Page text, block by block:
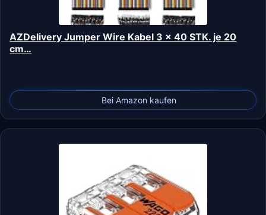
AZDelivery Jumper Wire Kabel 3 x 40 STK. je 20
cm…
Bei Amazon kaufen